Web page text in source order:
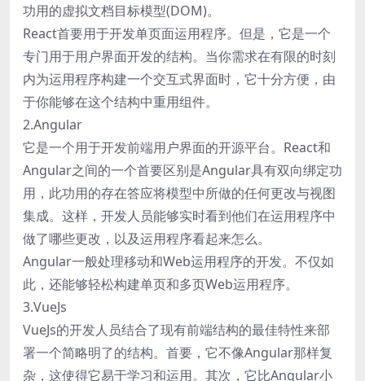
功用的虚拟文档目标模型(DOM)。
React首要用于开发单页面运用程序。但是，它是一个
专门用于用户界面开发的结构。当你需求在有限的时刻
内为运用程序构建一个交互式界面时，它十分方便，由
于你能够在这个结构中重用组件。
2.Angular
它是一个用于开发前端用户界面的开源平台。React和
Angular之间的一个首要区别是Angular具有双向绑定功
用，此功用的存在答应将模型中所做的任何更改与视图
集成。这样，开发人员能够实时看到他们在运用程序中
做了哪些更改，以及运用程序看起来怎么。
Angular一般处理移动和Web运用程序的开发。不仅如
此，还能够轻松构建单页和多页Web运用程序。
3.VueJs
VueJs的开发人员结合了现有前端结构的最佳特性来部
署一个简略明了的结构。首要，它不像Angular那样复
杂，这使得它易于学习和运用。其次，它比Angular小